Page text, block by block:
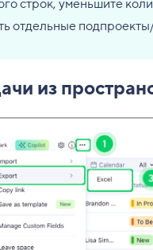
строк, уменьшите
отдельные
из